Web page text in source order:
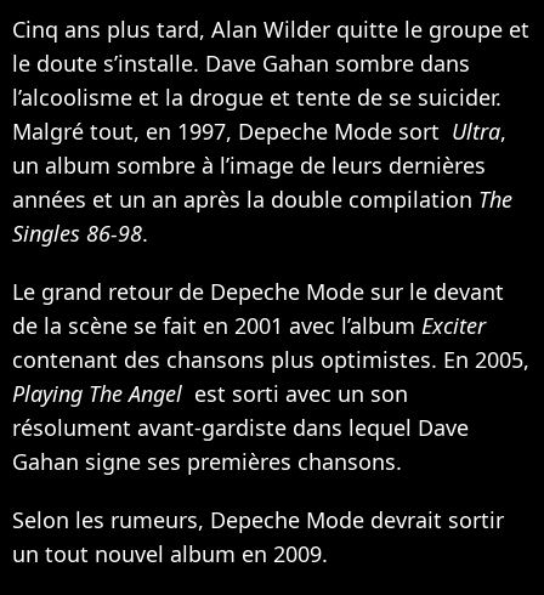
Cinq ans plus tard, Alan Wilder quitte le groupe et
le doute s’installe. Dave Gahan sombre dans
l’alcoolisme et la drogue et tente de se suicider.
Malgré tout, en 1997, Depeche Mode sort Ultra,
un album sombre à l’image de leurs dernières
années et un an après la double compilation The
Singles 86-98.
Le grand retour de Depeche Mode sur le devant
de la scène se fait en 2001 avec l’album Exciter
contenant des chansons plus optimistes. En 2005,
Playing The Angel est sorti avec un son
résolument avant-gardiste dans lequel Dave
Gahan signe ses premières chansons.
Selon les rumeurs, Depeche Mode devrait sortir
un tout nouvel album en 2009.